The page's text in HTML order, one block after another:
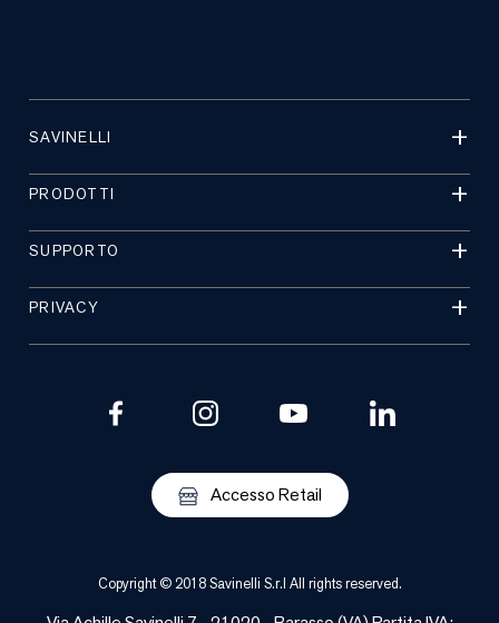
SAVINELLI
PRODOTTI
SUPPORTO
PRIVACY
Accesso Retail
Copyright © 2018 Savinelli S.r.l All rights reserved.